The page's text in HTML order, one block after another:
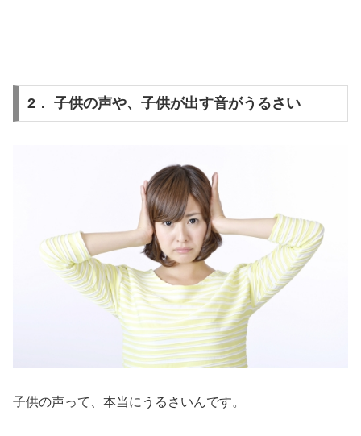
2． 子供の声や、子供が出す音がうるさい
子供の声って、本当にうるさいんです。